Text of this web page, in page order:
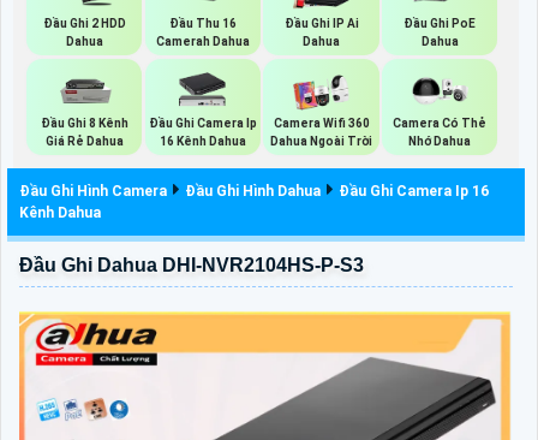
Đầu Ghi 2 HDD
Dahua
Đầu Thu 16
Camerah Dahua
Đầu Ghi IP Ai
Dahua
Đầu Ghi PoE
Dahua
Đầu Ghi 8 Kênh
Giá Rẻ Dahua
Đầu Ghi Camera Ip
16 Kênh Dahua
Camera Wifi 360
Dahua Ngoài Trời
Camera Có Thẻ
Nhớ Dahua
Đầu Ghi Hình Camera Đầu Ghi Hình Dahua
Đầu Ghi Camera Ip 16
Kênh Dahua
Đầu Ghi Dahua DHI-NVR2104HS-P-S3